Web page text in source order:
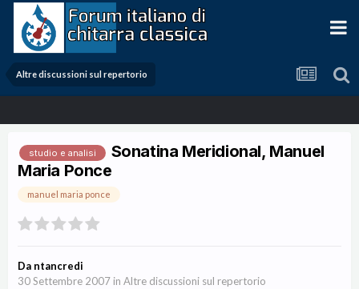
Altre discussioni sul repertorio
studio e analisi
Sonatina Meridional, Manuel
Maria Ponce
manuel maria ponce
Da ntancredi
30 Settembre 2007 in Altre discussioni sul repertorio